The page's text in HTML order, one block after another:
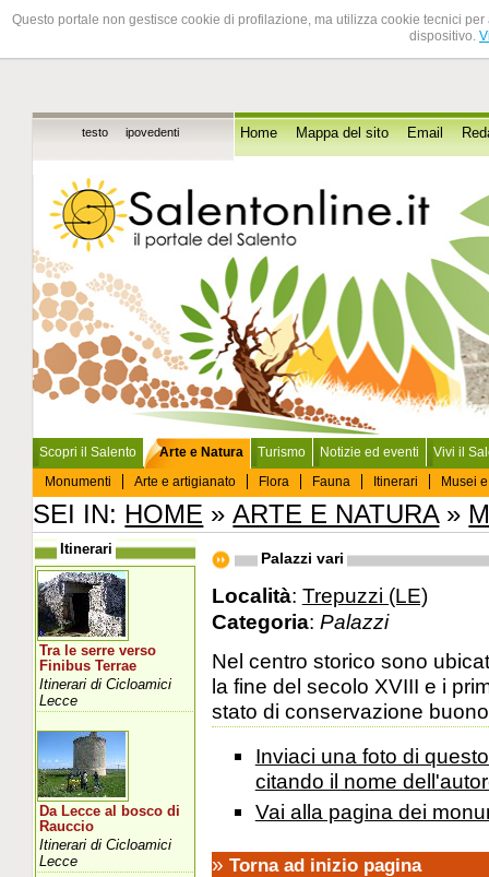
Questo portale non gestisce cookie di profilazione, ma utilizza cookie tecnici
dispositivo.
testo ipovedenti Home Mappa del sito Email
Scopri il Salento
Arte e Natura
Monumenti
Arte e artigianato Flora Fauna Itinerari Musei
Turismo Notizie ed eventi Vivi il
SEI IN: HOME »ARTE E NATURA»
Palazzi vari
Località: Trepuzzi (LE)
Categoria: Palazzi
Nel centro storico sono
la fine del secolo XVIII e i
stato di conservazione
Inviaci una foto di
citando il nome
Vai alla pagina dei
» Torna ad inizio pagina
Itinerari
Tra le serre verso
Finibus Terrae
Itinerari di Cicloamici
Lecce
Da Lecce al bosco di
Rauccio
Itinerari di Cicloamici
Lecce